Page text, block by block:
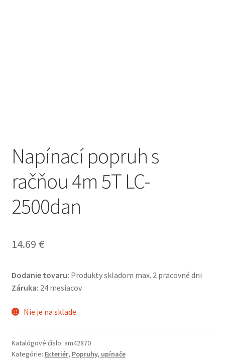
Napínací popruh s
račňou 4m 5T LC-
2500dan
14.69 €
Dodanie tovaru: Produkty skladom max. 2 pracovné dni
Záruka: 24 mesiacov
Nie je na sklade
Katalógové číslo: am42870
Kategórie: Exteriér, Popruhy, upínače